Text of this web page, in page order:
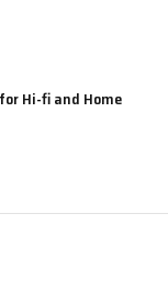
Hi-fi and Home